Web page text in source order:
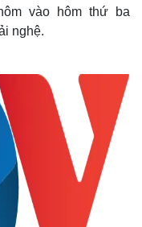
vào hôm thứ ba
nghệ.